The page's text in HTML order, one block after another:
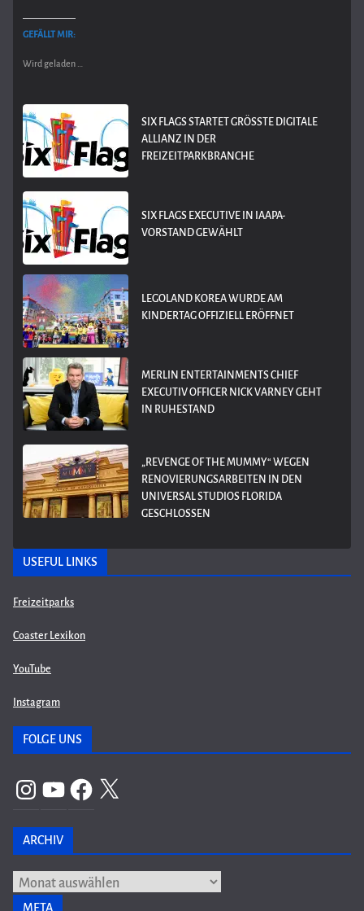
GEFÄLLT MIR:
Wird geladen …
SIX FLAGS STARTET GRÖSSTE DIGITALE A
LLIANZ IN DER F
REIZEITPARKBRANCHE
SIX FLAGS EXECUTIVE IN IAAPA-
VORSTAND GEWÄHLT
LEGOLAND KOREA WURDE AM
KINDERTAG OFFIZIELL ERÖFFNET
MERLIN ENTERTAINMENTS CHIEF
EXECUTIV OFFICER NICK VARNEY GEHT
IN RUHESTAND
„REVENGE OF THE MUMMY“ WEGEN
RENOVIERUNGSARBEITEN IN DEN
UNIVERSAL STUDIOS FLORIDA
GESCHLOSSEN
USEFUL LINKS
Freizeitparks
Coaster Lexikon
YouTube
Instagram
FOLGE UNS
InstagramYouTubeFacebook
X
ARCHIV
Archiv
META